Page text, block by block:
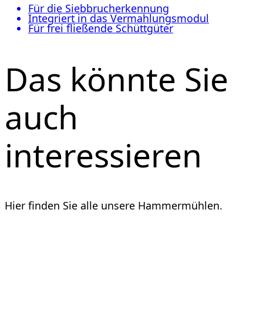
Für die Siebbrucherkennung
Integriert in das Vermahlungsmodul
Für frei fließende Schüttgüter
Das könnte Sie
auch
interessieren
Hier finden Sie alle unsere Hammermühlen.